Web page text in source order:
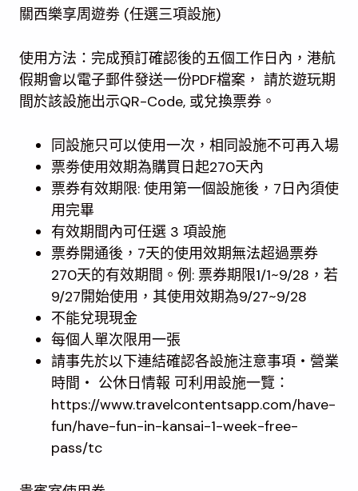
關西樂享周遊劵 (任選三項設施)
使用方法：完成預訂確認後的五個工作日內，港航
假期會以電子郵件發送一份PDF檔案， 請於遊玩期
間於該設施出示QR-Code, 或兌換票券。
同設施只可以使用一次，相同設施不可再入場
票劵使用效期為購買日起270天內
票券有效期限: 使用第一個設施後，7日內須使
用完畢
有效期間內可任選 3 項設施
票券開通後，7天的使用效期無法超過票券
270天的有效期間。例: 票券期限1/1~9/28，若
9/27開始使用，其使用效期為9/27~9/28
不能兌現現金
每個人單次限用一張
請事先於以下連結確認各設施注意事項・營業
時間・ 公休日情報 可利用設施一覽：
https://www.travelcontentsapp.com/have-
fun/have-fun-in-kansai-1-week-free-
pass/tc